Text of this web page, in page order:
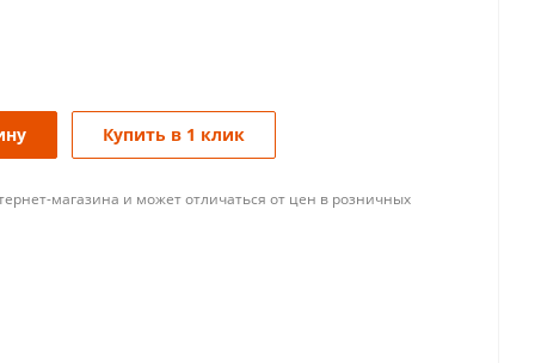
Купить в 1 клик
магазина и может отличаться от цен в розничных